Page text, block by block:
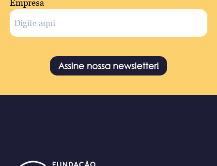
Empresa
Assine nossa newsletter!